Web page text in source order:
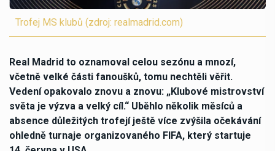
Trofej MS klubů (zdroj: realmadrid.com)
Real Madrid to oznamoval celou sezónu a mnozí,
včetně velké části fanoušků, tomu nechtěli věřit.
Vedení opakovalo znovu a znovu: „Klubové mistrovství
světa je výzva a velký cíl.“ Uběhlo několik měsíců a
absence důležitých trofejí ještě více zvýšila očekávání
ohledně turnaje organizovaného FIFA, který startuje